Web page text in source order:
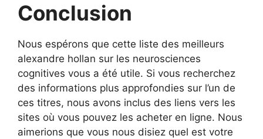
Conclusion
Nous espérons que cette liste des meilleurs
alexandre hollan sur les neurosciences
cognitives vous a été utile. Si vous recherchez
des informations plus approfondies sur l’un de
ces titres, nous avons inclus des liens vers les
sites où vous pouvez les acheter en ligne. Nous
aimerions que vous nous disiez quel est votre